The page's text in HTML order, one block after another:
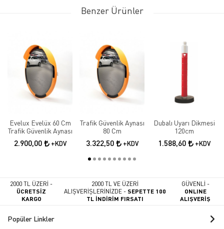
Benzer Ürünler
Evelux Evelüx 60 Cm
Trafik Güvenlik Aynası
2.900,00 +KDV
Trafik Güvenlik Aynası
80 Cm
3.322,50 +KDV
Dubalı Uyarı Dikmesi
120cm
1.588,60 +KDV
2000 TL ÜZERİ -
ÜCRETSİZ
KARGO
2000 TL VE ÜZERİ
ALIŞVERİŞLERİNİZDE -SEPETTE 100
TL İNDİRİM FIRSATI
GÜVENLİ -
ONLINE
ALIŞVERİŞ
Popüler Linkler